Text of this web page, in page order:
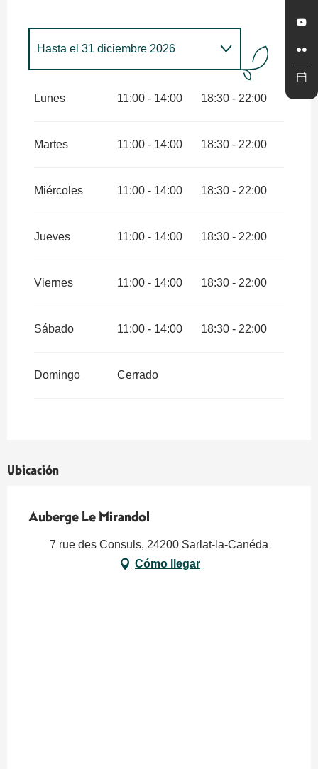
Hasta el 31 diciembre 2026
diciembre 2027
Lunes 11:00 - 14:00 18:30 - 22:00
Martes 11:00 - 14:00 18:30 - 22:00
Miércoles 11:00 - 14:00 18:30 - 22:00
Jueves 11:00 - 14:00 18:30 - 22:00
Viernes 11:00 - 14:00 18:30 - 22:00
Sábado 11:00 - 14:00 18:30 - 22:00
Domingo Cerrado
Ubicación
Auberge Le Mirandol
7 rue des Consuls, 24200 Sarlat-la-Canéda
Cómo llegar